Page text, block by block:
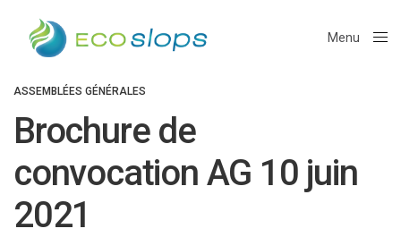
Menu
ASSEMBLÉES GÉNÉRALES
Brochure de
convocation AG 10 juin
2021